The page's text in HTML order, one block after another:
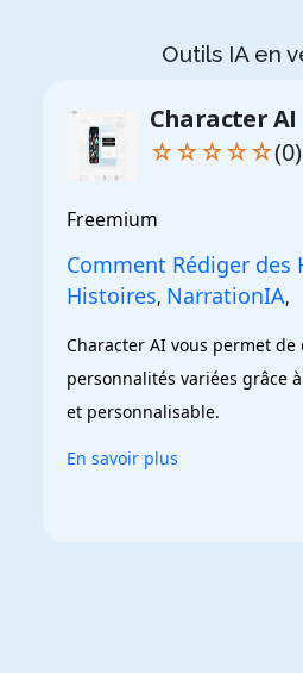
Outils IA en
Character AI
☆☆☆☆☆(0)
Freemium
Comment Rédiger des
Histoires, NarrationIA,
Character AI vous permet de
personnalités variées grâce
et personnalisable.
En savoir plus